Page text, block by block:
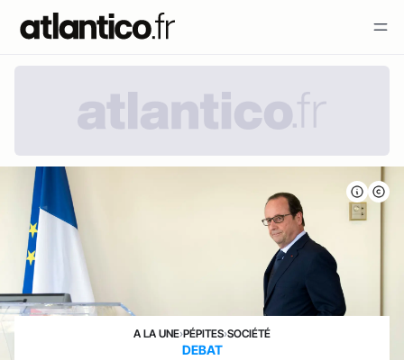
A LA UNE›PÉPITES›SOCIÉTÉ
DEBAT